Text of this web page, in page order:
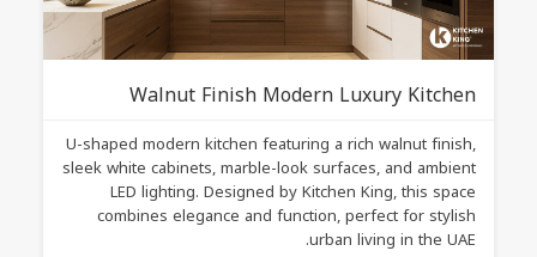
Walnut Finish Modern Luxury Kitchen
U-shaped modern kitchen featuring a rich walnut finish,
sleek white cabinets, marble-look surfaces, and ambient
LED lighting. Designed by Kitchen King, this space
combines elegance and function, perfect for stylish
urban living in the UAE.